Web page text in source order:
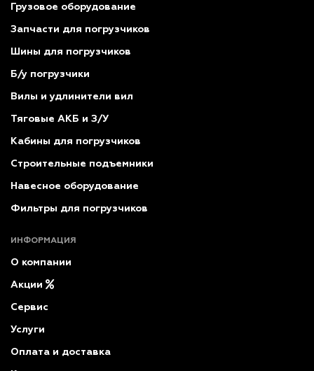
Грузовое оборудование
Запчасти для погрузчиков
Шины для погрузчиков
Б/у погрузчики
Вилы и удлинители вил
Тяговые АКБ и З/У
Кабины для погрузчиков
Строительные подъемники
Навесное оборудование
Фильтры для погрузчиков
ИНФОРМАЦИЯ
О компании
Акции
Сервис
Услуги
Оплата и доставка